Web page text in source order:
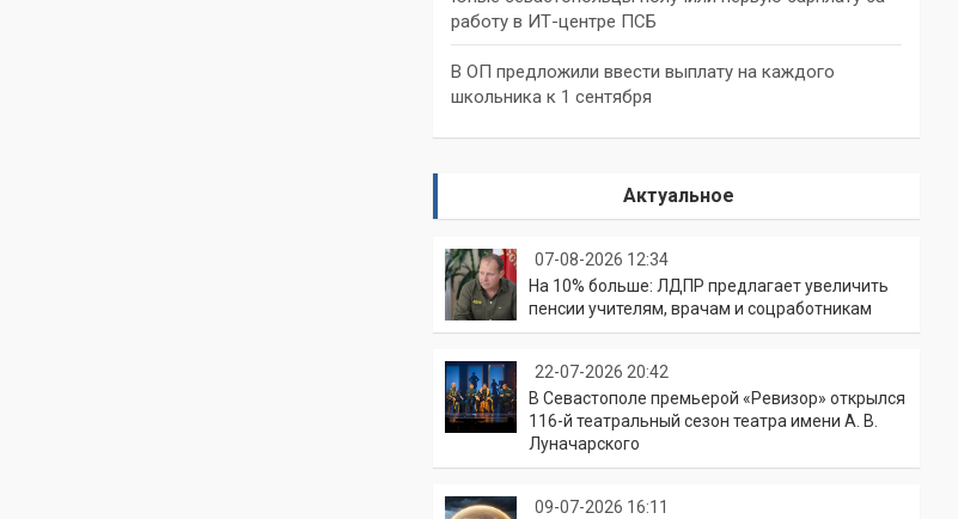
работу в ИТ-центре ПСБ
В ОП предложили ввести выплату на каждого
школьника к 1 сентября
Актуальное
07-08-2026 12:34
На 10% больше: ЛДПР предлагает увеличить
пенсии учителям, врачам и соцработникам
22-07-2026 20:42
В Севастополе премьерой «Ревизор» открылся
116-й театральный сезон театра имени А. В.
Луначарского
09-07-2026 16:11